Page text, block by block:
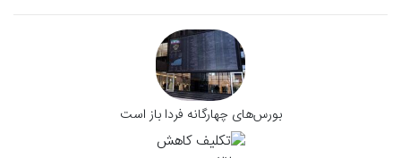
بورس‌های چهارگانه فردا باز است